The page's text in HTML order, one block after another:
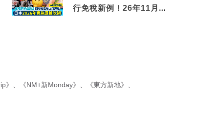
行免稅新例！26年11月
》 《NM+新Monday》 《東方新地》